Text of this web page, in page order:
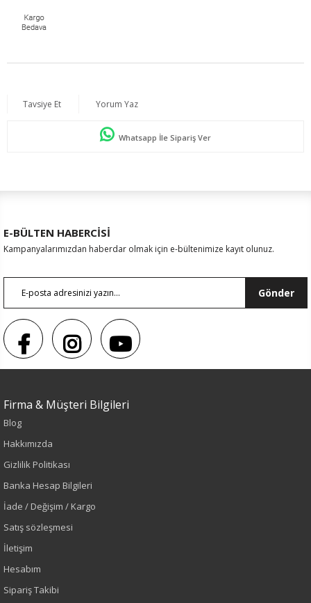
Sezon : YAZLIK
Renk
Sezon
Yaş Grubu
Yetişkin
Kalıp
Tavsiye Et Yorum Yaz
Whatsapp İle Sipariş Ver
E-BÜLTEN HABERCİSİ
Kampanyalarımızdan haberdar olmak için e-bültenimize kayıt olunuz.
Gönder
Firma & Müşteri Bilgileri
Blog
Hakkımızda
Gizlilik Politikası
Banka Hesap Bilgileri
İade / Değişim / Kargo
Satış sözleşmesi
İletişim
Hesabım
Sipariş Takibi